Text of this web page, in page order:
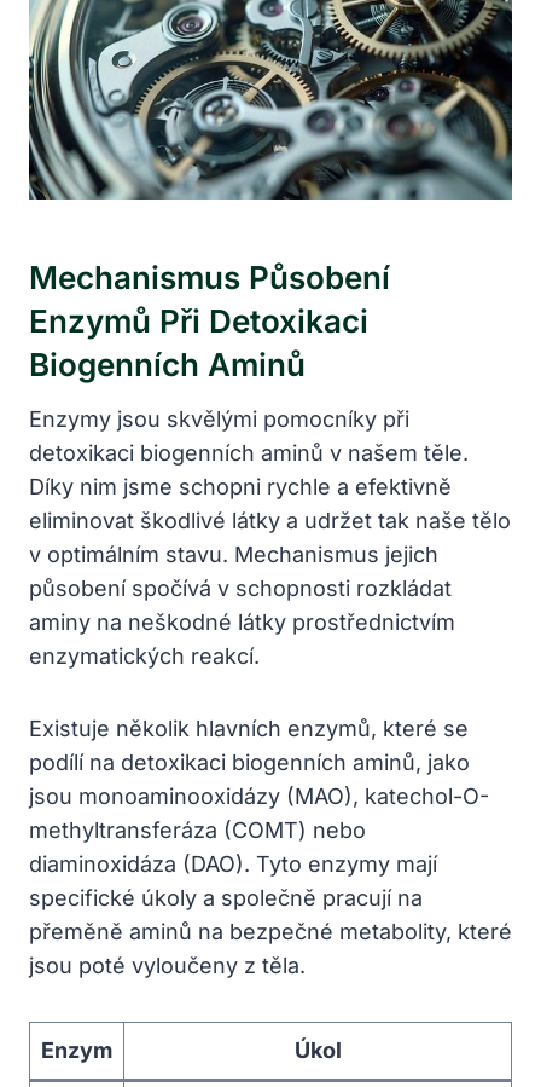
Mechanismus Působení
Enzymů Při Detoxikaci
Biogenních Aminů
Enzymy jsou skvělými pomocníky při
detoxikaci biogenních aminů v našem těle.
Díky nim jsme schopni rychle a efektivně
eliminovat škodlivé látky a udržet tak naše tělo
v optimálním stavu. Mechanismus jejich
působení spočívá v schopnosti rozkládat
aminy na neškodné látky prostřednictvím
enzymatických reakcí.
Existuje několik hlavních enzymů, které se
podílí na detoxikaci biogenních aminů, jako
jsou monoaminooxidázy (MAO), katechol-O-
methyltransferáza (COMT) nebo
diaminoxidáza (DAO). Tyto enzymy mají
specifické úkoly a společně pracují na
přeměně aminů na bezpečné metabolity, které
jsou poté vyloučeny z těla.
Enzym Úkol